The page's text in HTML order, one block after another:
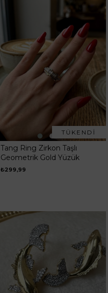
TÜKENDI
Tang Ring Zirkon Taşlı
Geometrik Gold Yüzük
₺299,99